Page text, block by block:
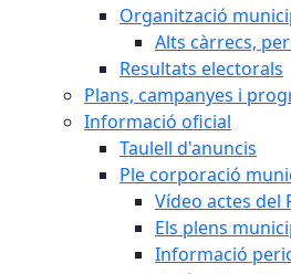
Organització
Alts càrrecs,
Resultats electorals
Plans, campanyes i
Informació oficial
Taulell d'anuncis
Ple corporació
Vídeo actes del
Els plens
Informació